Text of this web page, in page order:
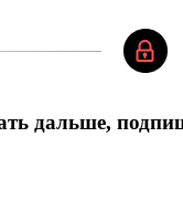
дальше,